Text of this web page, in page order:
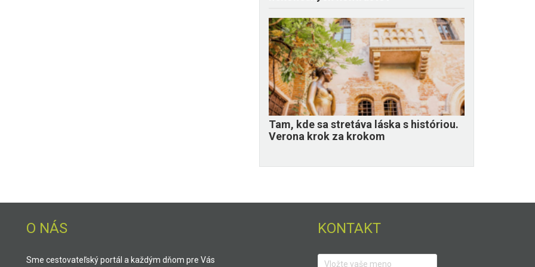
Tam, kde sa stretáva láska s históriou.
Verona krok za krokom
O NÁS
Sme cestovateľský portál a každým dňom pre Vás
KONTAKT